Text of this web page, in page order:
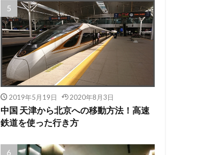
2019年5月19日 2020年8月3日
中国 天津から北京への移動方法！高速
鉄道を使った行き方